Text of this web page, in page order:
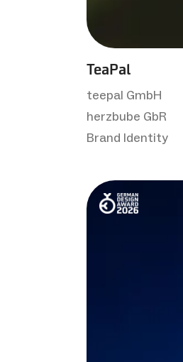
TeaPal
teepal GmbH
herzbube GbR
Brand Identity